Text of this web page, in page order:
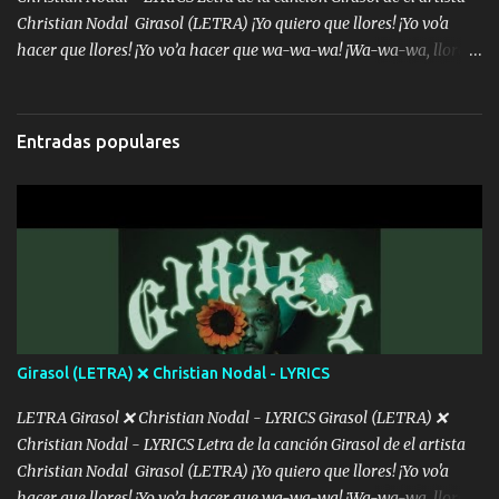
Christian Nodal Girasol (LETRA) ¡Yo quiero que llores! ¡Yo vo'a
hacer que llores! ¡Yo vo’a hacer que wa-wa-wa! ¡Wa-wa-wa, llores!
cada que intentas cantar Cada que intentas rapear, cada que
intentas rimar Pobre payaso que usa a todo el mundo pa' conectar
con la gente Dices "Latino Gang" pero pisas a to'a tu gente Pa’ dar
menos se prudente Hoy me sabe a mierda, traigo un Balvin en los
dientes Por falta de empatía le toca ser resiliente ¿Acaso eres
consciente de los followers que mueves? Parcerito, abre los ojos y
ve el poder que tienes Otro chiste malo son los nombres de tus
álbum's "José, vibras colores con la energía del diablo " ¿Si ...
Entradas populares
Girasol (LETRA) ❌ Christian Nodal - LYRICS
LETRA Girasol ❌ Christian Nodal - LYRICS Girasol (LETRA) ❌
Christian Nodal - LYRICS Letra de la canción Girasol de el artista
Christian Nodal Girasol (LETRA) ¡Yo quiero que llores! ¡Yo vo'a